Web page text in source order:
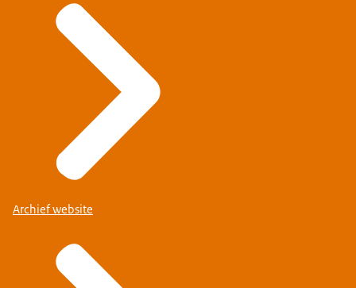
Archief website